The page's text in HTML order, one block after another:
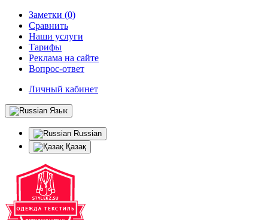
Заметки (0)
Сравнить
Наши услуги
Тарифы
Реклама на сайте
Вопрос-ответ
Личный кабинет
Язык
Russian
Қазақ